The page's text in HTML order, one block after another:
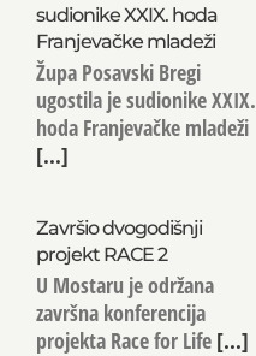
sudionike XXIX. hoda
Franjevačke mladeži
Župa Posavski Bregi
ugostila je sudionike XXIX.
hoda Franjevačke mladeži
[...]
Završio dvogodišnji
projekt RACE 2
U Mostaru je održana
završna konferencija
projekta Race for Life[...]